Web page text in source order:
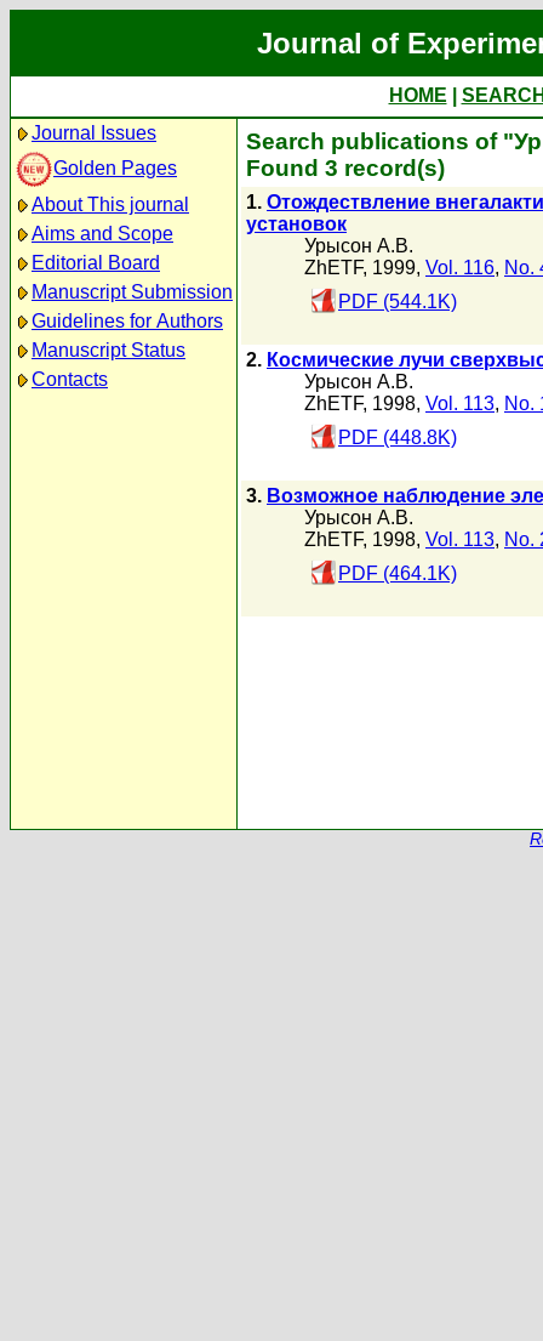
Journal of
HOME
Journal Issues
Golden Pages
About This journal
Aims and Scope
Editorial Board
Manuscript Submission
Guidelines for Authors
Manuscript Status
Contacts
Search publications of
Found 3 record(s)
1. Отождествление
установок
Урысон А.В.
ZhETF, 1999, Vol. 116, No.
PDF (544.1K)
2. Космические лучи
Урысон А.В.
ZhETF, 1998, Vol. 113, No.
PDF (448.8K)
3. Возможное наблюдение
Урысон А.В.
ZhETF, 1998, Vol. 113, No.
PDF (464.1K)